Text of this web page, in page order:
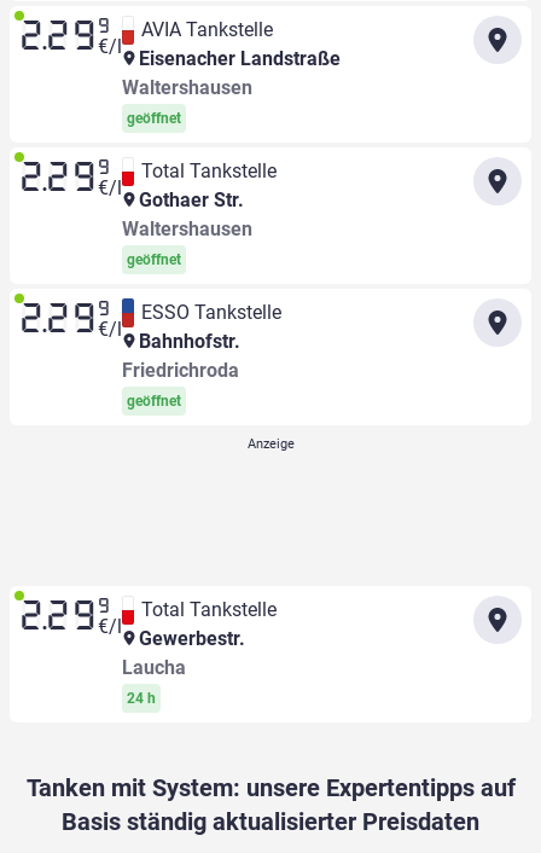
2.29 9
€/l
AVIA Tankstelle
Eisenacher Landstraße
Waltershausen
geöffnet
2.29 9
€/l
Total Tankstelle
Gothaer Str.
Waltershausen
geöffnet
2.29 9
€/l
ESSO Tankstelle
Bahnhofstr.
Friedrichroda
geöffnet
2.29 9
€/l
Total Tankstelle
Gewerbestr.
Laucha
24 h
Tanken mit System: unsere Expertentipps auf
Basis ständig aktualisierter Preisdaten